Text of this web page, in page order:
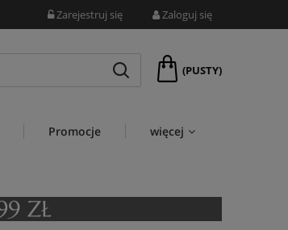
Zarejestruj się Zaloguj się
(PUSTY)
Promocje więcej